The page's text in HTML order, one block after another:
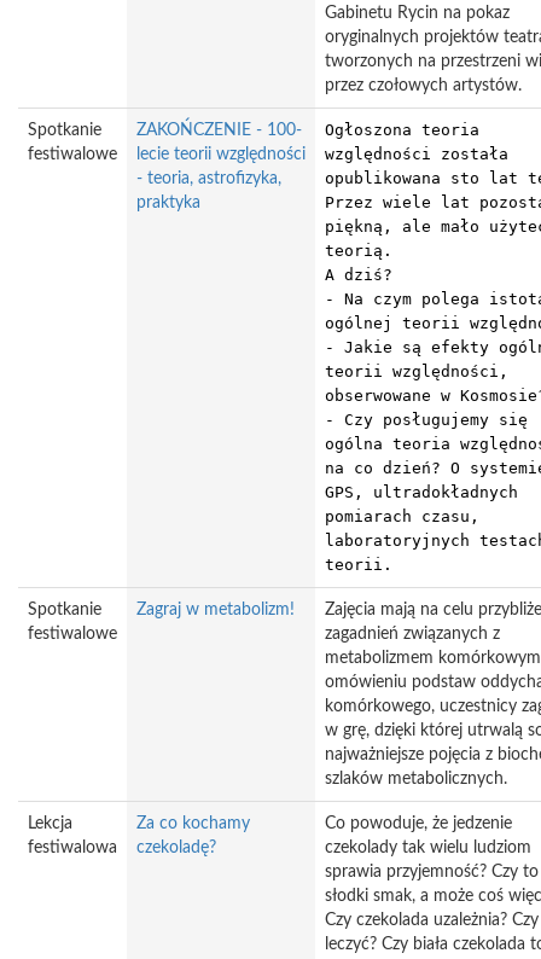
Gabinetu Rycin na pokaz
oryginalnych projektów
tworzonych na przestrzeni
przez czołowych artystów.
Spotkanie
festiwalowe
ZAKOŃCZENIE - 100-
lecie teorii względności
- teoria, astrofizyka,
praktyka
Ogłoszona teoria
względności została
opublikowana sto lat
Przez wiele lat
piękną, ale mało
teorią.
A dziś?
- Na czym polega
ogólnej teorii
- Jakie są efekty
teorii względności,
obserwowane w
- Czy posługujemy się
ogólna teoria
na co dzień? O
GPS, ultradokładnych
pomiarach czasu,
laboratoryjnych
teorii.
Spotkanie
festiwalowe
Zagraj w metabolizm!
Zajęcia mają na celu
zagadnień związanych z
metabolizmem
omówieniu podstaw
komórkowego, uczestnicy
w grę, dzięki której utrwalą
najważniejsze pojęcia z
szlaków metabolicznych.
Lekcja
festiwalowa
Za co kochamy
czekoladę?
Co powoduje, że jedzenie
czekolady tak wielu ludziom
sprawia przyjemność? Czy
słodki smak, a może coś
Czy czekolada uzależnia?
leczyć? Czy biała czekolada